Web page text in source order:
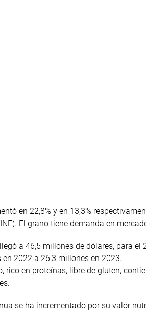
en 22,8% y en 13,3%
El grano tiene demanda en
a 46,5 millones de dólares, para
2022 a 26,3 millones en 2023.
rico en proteínas, libre de gluten,
se ha incrementado por su valor